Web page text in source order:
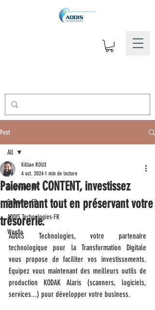
Post
All
Hardware - FR
Software - FR
ADDIS Technologies-FR
Weeflo
All
Paiement CONTENT, investissez
maintenant tout en préservant votre
trésorerie.
Killian ROUX
4 oct. 2024 1 min de lecture
ADDIS Technologies, votre partenaire
technologique pour la Transformation Digitale
vous propose de faciliter vos investissements.
Equipez vous maintenant des meilleurs outils de
production KODAK Alaris (scanners, logiciels,
services...) pour développer votre business.